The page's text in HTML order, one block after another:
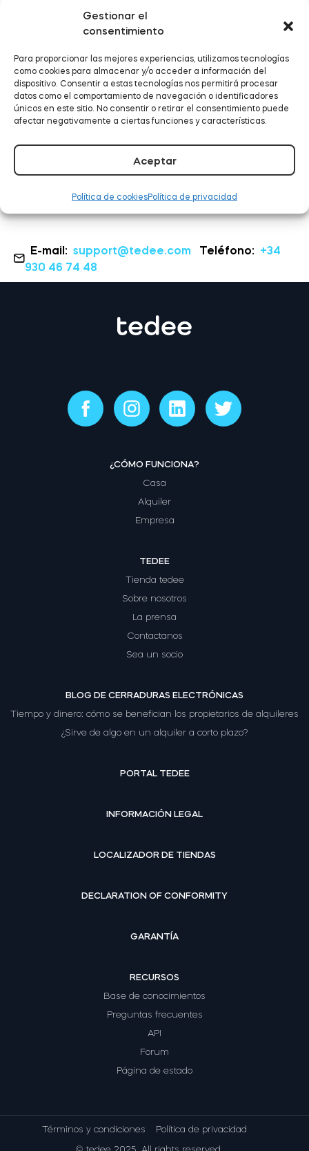
Gestionar el
consentimiento
Para proporcionar las mejores experiencias, utilizamos tecnologías
como cookies para almacenar y/o acceder a información del
dispositivo. Consentir a estas tecnologías nos permitirá procesar
datos como el comportamiento de navegación o identificadores
únicos en este sitio. No consentir o retirar el consentimiento puede
afectar negativamente a ciertas funciones y características.
Aceptar
Política de cookiesPolítica de privacidad
Tedee GO2
Comprar ahora
Tedee ahora funciona
con Samsung
SmartThings
E-mail:support@tedee.com Teléfono: +34
930 46 74 48
¿CÓMO FUNCIONA?
Casa
Alquiler
Empresa
TEDEE
Tienda tedee
Sobre nosotros
La prensa
Contactanos
Sea un socio
BLOG DE CERRADURAS ELECTRÓNICAS
Tiempo y dinero: cómo se benefician los propietarios de alquileres
¿Sirve de algo en un alquiler a corto plazo?
PORTAL TEDEE
INFORMACIÓN LEGAL
LOCALIZADOR DE TIENDAS
DECLARATION OF CONFORMITY
GARANTÍA
RECURSOS
Base de conocimientos
Preguntas frecuentes
API
Forum
Página de estado
Términos y condiciones Política de privacidad
© tedee 2025. All rights reserved.